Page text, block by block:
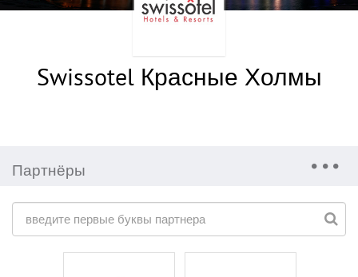
Swissotel Красные Холмы
Партнёры